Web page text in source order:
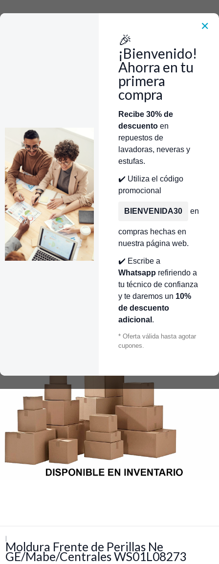
✕
🎉
¡Bienvenido!
Ahorra en tu
primera
compra
Recibe 30% de
descuentoen
repuestos de
lavadoras, neveras y
estufas.
✔️ Utiliza el código
promocional
BIENVENIDA30 en
compras hechas en
nuestra página web.
✔️ Escribe a
Whatsapp refiriendo a
tu técnico de confianza
y te daremos un 10%
de descuento
adicional .
* Oferta válida hasta agotar
cupones.
TiendaTécnicos Autorizados
Donde encontrar modelo? Servicios de Reparación
Tienda
Moldura Frente de Perillas Ne GE/Mabe/Centrales WS01L08273
|
Moldura Frente de Perillas Ne
GE/Mabe/Centrales WS01L08273